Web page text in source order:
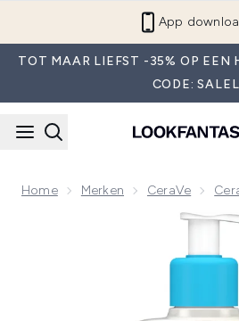
App
TOT MAAR LIEFST -35% OP EEN
CODE:
Home Merken CeraVe
Now showing image 1 CeraVe SA